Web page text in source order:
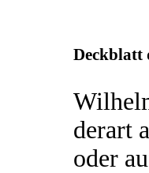
Deckblatt
derart
oder